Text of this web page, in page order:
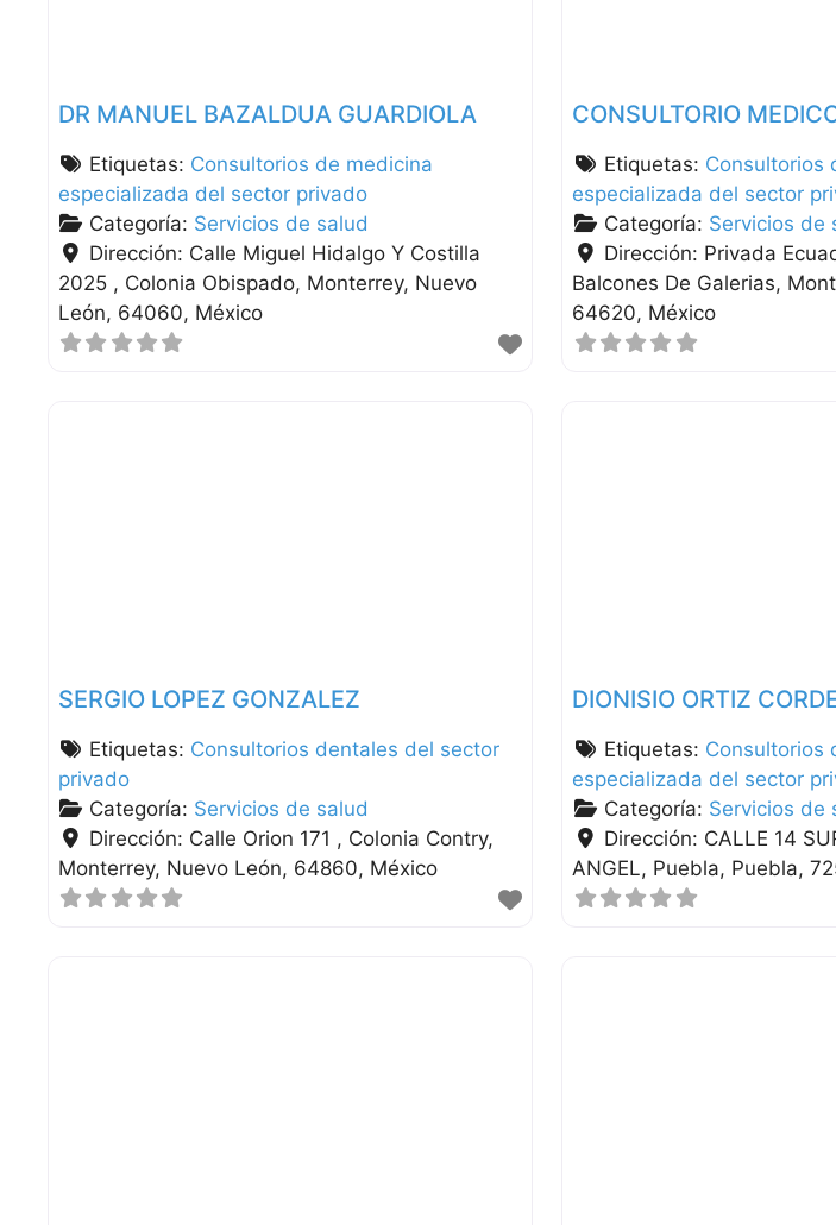
DR MANUEL BAZALDUA GUARDIOLA
Etiquetas: Consultorios de medicina
especializada del sector privado
Categoría: Servicios de salud
Dirección: Calle Miguel Hidalgo Y Costilla
2025 , Colonia Obispado Monterrey Nuevo
León 64060 México
CONSULTORIO
Etiquetas: Consultorios
especializada del sector
Categoría: Servicios de
Dirección: Privada
Balcones De Galerias
64620 México
SERGIO LOPEZ GONZALEZ
Etiquetas: Consultorios dentales del sector
privado
Categoría: Servicios de salud
Dirección: Calle Orion 171 , Colonia Contry
Monterrey Nuevo León 64860 México
DIONISIO ORTIZ
Etiquetas: Consultorios
especializada del sector
Categoría: Servicios de
Dirección: CALLE 14
ANGEL Puebla Puebla